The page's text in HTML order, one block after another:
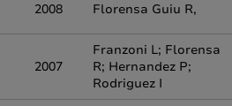
2008 Florensa Guiu R,
2007
Franzoni L; Florensa
R; Hernandez P;
Rodriguez I